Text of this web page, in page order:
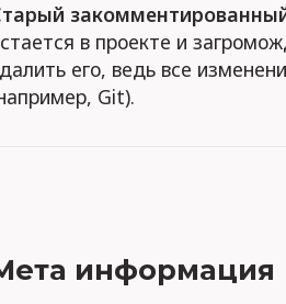
в проекте и
его, ведь все
Git).
информация